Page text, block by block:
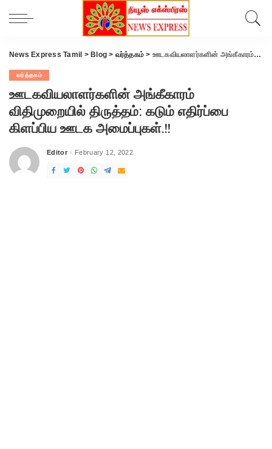
News Express Tamil > Blog > வர்த்தகம் > ஊடகவியலாளர்களின் அங்கீகாரம் விதிமுறையில் திருத்தம்: கடும் எதிர்ப்பை கிளப்பிய ஊடக அமைப்புகள்.!!
வர்த்தகம்
ஊடகவியலாளர்களின் அங்கீகாரம்
விதிமுறையில் திருத்தம்: கடும் எதிர்ப்பை
கிளப்பிய ஊடக அமைப்புகள்.!!
Posted
Editor February 12, 2022